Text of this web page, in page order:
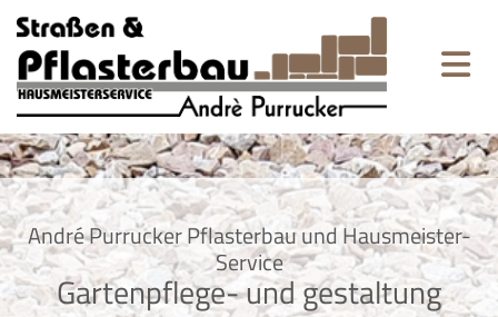
André Purrucker Pflasterbau und Hausmeister-
Service
Gartenpflege- und gestaltung